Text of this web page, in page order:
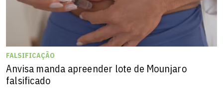
FALSIFICAÇÃO
Anvisa manda apreender lote de Mounjaro
falsificado